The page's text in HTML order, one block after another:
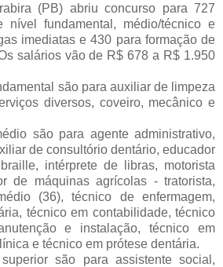
(PB) abriu concurso para 727
nível fundamental, médio/técnico e
imediatas e 430 para formação de
salários vão de R$ 678 a R$ 1.950
são para auxiliar de limpeza
diversos, coveiro, mecânico e
são para agente administrativo,
de consultório dentário, educador
intérprete de libras, motorista
de máquinas agrícolas - tratorista,
(36), técnico de enfermagem,
técnico em contabilidade, técnico
e instalação, técnico em
e técnico em prótese dentária.
são para assistente social,